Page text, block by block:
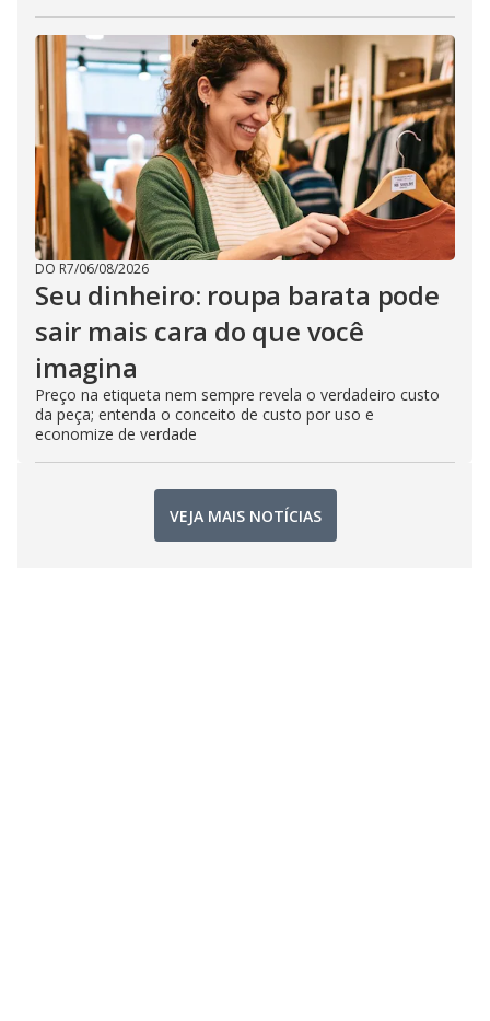
DO R7/06/08/2026
Seu dinheiro: roupa barata pode
sair mais cara do que você
imagina
Preço na etiqueta nem sempre revela o verdadeiro custo
da peça; entenda o conceito de custo por uso e
economize de verdade
VEJA MAIS NOTÍCIAS